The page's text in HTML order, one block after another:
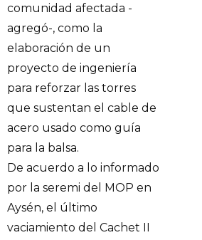
comunidad afectada -
agregó-, como la
elaboración de un
proyecto de ingeniería
para reforzar las torres
que sustentan el cable de
acero usado como guía
para la balsa.
De acuerdo a lo informado
por la seremi del MOP en
Aysén, el último
vaciamiento del Cachet II